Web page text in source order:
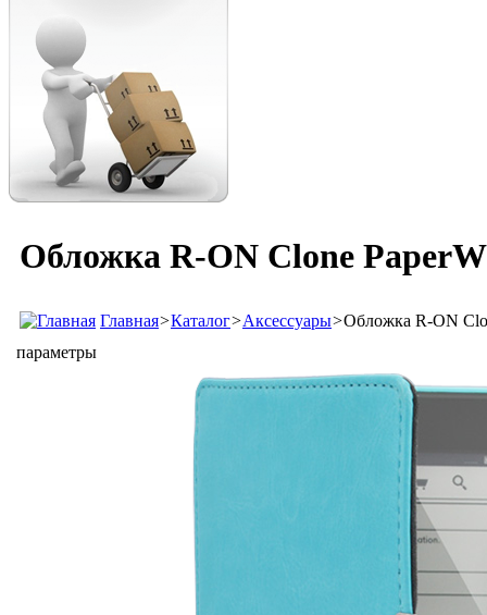
Обложка R-ON Clone
Главная>Каталог>Аксессуары>Обложка R-ON
параметры